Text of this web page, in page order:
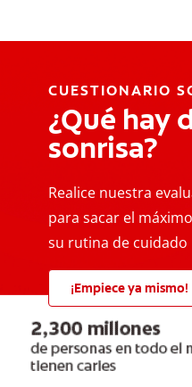
CUESTIONARIO
¿Qué hay
sonrisa?
Realice nuestra
para sacar el
su rutina de cuidado
¡Empiece ya mismo!